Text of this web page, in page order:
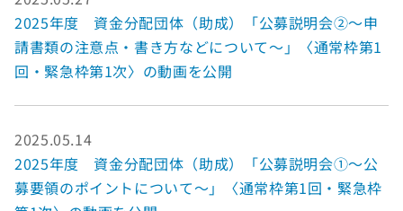
2025年度 資金分配団体（助成）「公募説明会②～申
請書類の注意点・書き方などについて～」〈通常枠第1
回・緊急枠第1次〉の動画を公開
2025.05.14
2025年度 資金分配団体（助成）「公募説明会①～公
募要領のポイントについて～」〈通常枠第1回・緊急枠